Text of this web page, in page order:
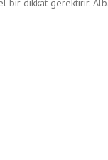
bir dikkat gerektirir.